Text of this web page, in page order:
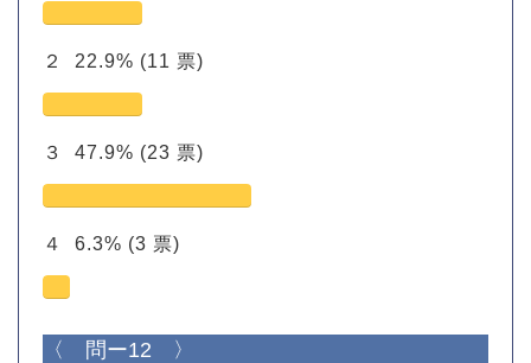
２ 22.9% (11 票)
３ 47.9% (23 票)
４ 6.3% (3 票)
〈 問ー12 〉